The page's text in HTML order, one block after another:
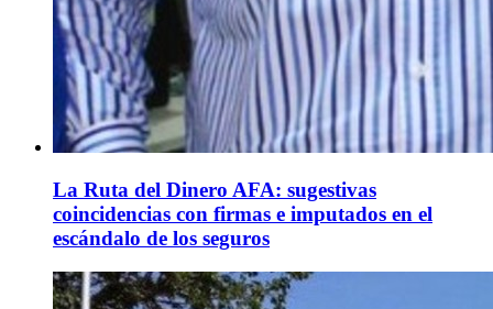
La Ruta del Dinero AFA: sugestivas
coincidencias con firmas e imputados en el
escándalo de los seguros